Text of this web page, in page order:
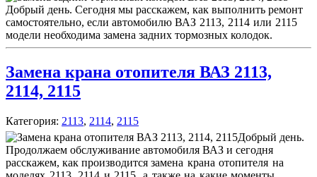
Добрый день. Сегодня мы расскажем, как выполнить ремонт
самостоятельно, если автомобилю ВАЗ 2113, 2114 или 2115
модели необходима замена задних тормозных колодок.
Замена крана отопителя ВАЗ 2113,
2114, 2115
Категория: 2113, 2114, 2115
Добрый день.
Продолжаем обслуживание автомобиля ВАЗ и сегодня
расскажем, как производится замена крана отопителя на